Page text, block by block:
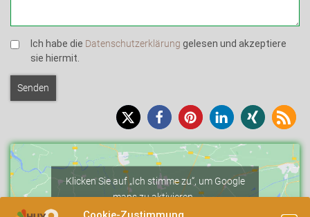
Ich habe die Datenschutzerklärung gelesen und akzeptiere
sie hiermit.
Klicken Sie auf „Ich stimme zu“, um Google
maps zu aktivieren.
Cookie-Richtlinie